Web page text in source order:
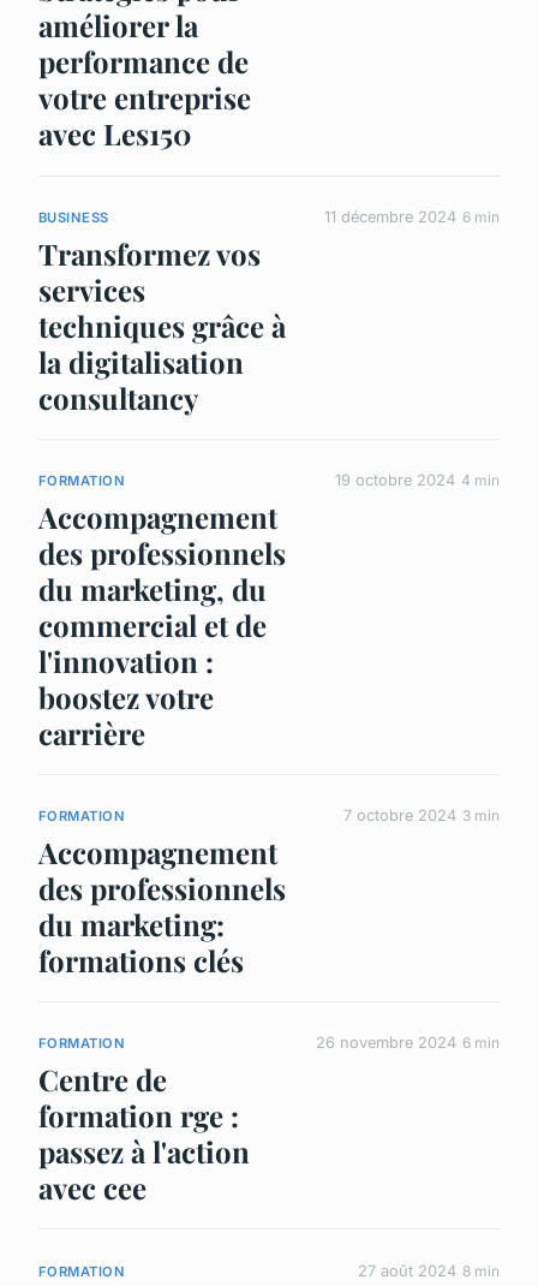
améliorer la
performance de
votre entreprise
avec Les150
BUSINESS
Transformez vos
services
techniques grâce à
la digitalisation
consultancy
11 décembre 2024 6 min
FORMATION
Accompagnement
des professionnels
du marketing, du
commercial et de
l'innovation :
boostez votre
carrière
19 octobre 2024 4 min
FORMATION
Accompagnement
des professionnels
du marketing:
formations clés
7 octobre 2024 3 min
FORMATION
Centre de
formation rge :
passez à l'action
avec cee
26 novembre 2024 6 min
FORMATION 27 août 2024 8 min